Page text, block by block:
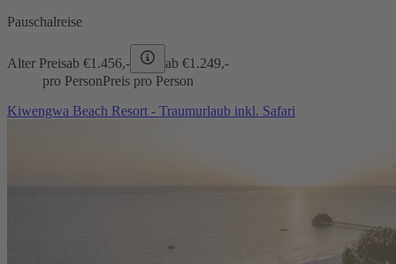
Pauschalreise
Alter Preisab €1.456,- ab €1.249,-
pro PersonPreis pro Person
Kiwengwa Beach Resort - Traumurlaub inkl. Safari